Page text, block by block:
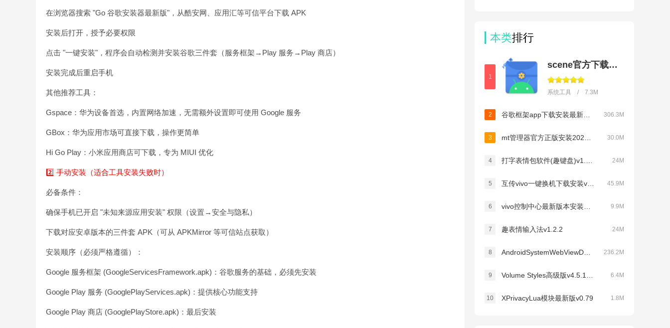
在浏览器搜索 "Go 谷歌安装器最新版"，从酷安网、应用汇等可信平台下载 APK
安装后打开，授予必要权限
点击 "一键安装"，程序会自动检测并安装谷歌三件套（服务框架→Play 服务→Play 商店）
安装完成后重启手机
其他推荐工具：
Gspace：华为设备首选，内置网络加速，无需额外设置即可使用 Google 服务
GBox：华为应用市场可直接下载，操作更简单
Hi Go Play：小米应用商店可下载，专为 MIUI 优化
2️⃣ 手动安装（适合工具安装失败时）
必备条件：
确保手机已开启 "未知来源应用安装" 权限（设置→安全与隐私）
下载对应安卓版本的三件套 APK（可从 APKMirror 等可信站点获取）
安装顺序（必须严格遵循）：
Google 服务框架 (GoogleServicesFramework.apk)：谷歌服务的基础，必须先安装
Google Play 服务 (GooglePlayServices.apk)：提供核心功能支持
Google Play 商店 (GooglePlayStore.apk)：最后安装
本类排行
1
scene官方下载最新版
系统工具 / 7.3M
2 306.3M
3 30.0M
4 24M
5 45.9M
6 9.9M
7 趣表情输入法v1.2.2 24M
8 236.2M
9 6.4M
10 XPrivacyLua模块最新版v0.79 1.8M